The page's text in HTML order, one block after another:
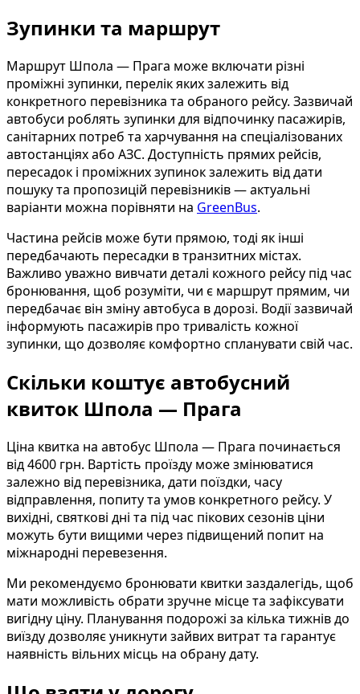
Зупинки та маршрут
Маршрут Шпола — Прага може включати різні
проміжні зупинки, перелік яких залежить від
конкретного перевізника та обраного рейсу. Зазвичай
автобуси роблять зупинки для відпочинку пасажирів,
санітарних потреб та харчування на спеціалізованих
автостанціях або АЗС. Доступність прямих рейсів,
пересадок і проміжних зупинок залежить від дати
пошуку та пропозицій перевізників — актуальні
варіанти можна порівняти на GreenBus.
Частина рейсів може бути прямою, тоді як інші
передбачають пересадки в транзитних містах.
Важливо уважно вивчати деталі кожного рейсу під час
бронювання, щоб розуміти, чи є маршрут прямим, чи
передбачає він зміну автобуса в дорозі. Водії зазвичай
інформують пасажирів про тривалість кожної
зупинки, що дозволяє комфортно спланувати свій час.
Скільки коштує автобусний
квиток Шпола — Прага
Ціна квитка на автобус Шпола — Прага починається
від 4600 грн. Вартість проїзду може змінюватися
залежно від перевізника, дати поїздки, часу
відправлення, попиту та умов конкретного рейсу. У
вихідні, святкові дні та під час пікових сезонів ціни
можуть бути вищими через підвищений попит на
міжнародні перевезення.
Ми рекомендуємо бронювати квитки заздалегідь, щоб
мати можливість обрати зручне місце та зафіксувати
вигідну ціну. Планування подорожі за кілька тижнів до
виїзду дозволяє уникнути зайвих витрат та гарантує
наявність вільних місць на обрану дату.